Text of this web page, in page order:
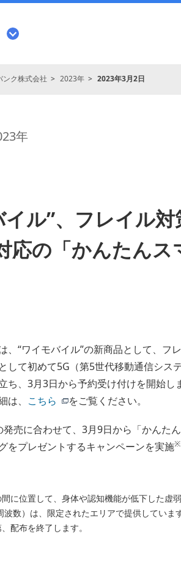
ンク株式会社 2023年 2023年3月2日
年
ル”、フレイル
応の「かんたん
、“ワイモバイル”の新商品として、フ
して初めて5G（第5世代移動通信システ
ち、3月3日から予約受け付けを開始し
、 こちら をご覧ください。
発売に合わせて、3月9日から「かんた
をプレゼントするキャンペーンを実施
に位置して、身体や認知機能が低下した虚弱
波数）は、限定されたエリアで提供していま
配布を終了します。